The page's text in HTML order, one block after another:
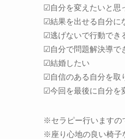
☑自分を変えたいと思
☑結果を出せる自分に
☑逃げないで行動でき
☑自分で問題解決導で
☑結婚したい
☑自信のある自分を取
☑今回を最後に自分を
※セラピー行いますの
※座り心地の良い椅子